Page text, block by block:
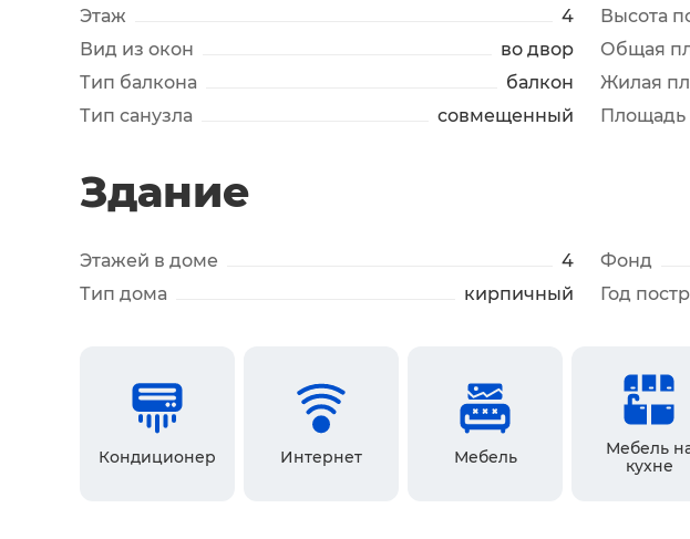
Этаж
4
Вид из окон
во двор
Тип балкона
балкон
Тип санузла
совмещенный
Высота
Общая
Жилая
Площадь
Здание
Этажей в доме
4
Тип дома
кирпичный
Фонд
Год
Кондиционер Интернет Мебель
Мебель
кухне